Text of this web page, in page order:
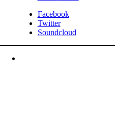
Facebook
Twitter
Soundcloud